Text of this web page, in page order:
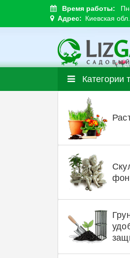
Время работы:
Адрес: Киевская
Категории